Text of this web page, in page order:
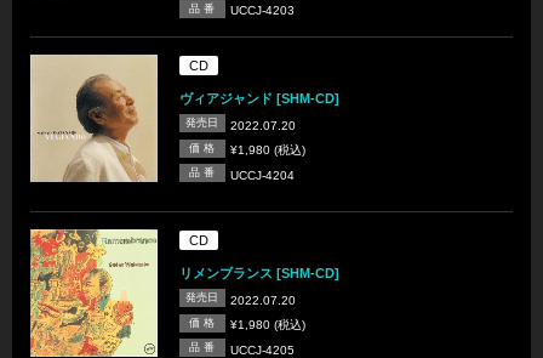
品 番 UCCJ-4203
CD
ヴィアジャンド [SHM-CD]
発売日 2022.07.20
価 格 ¥1,980 (税込)
品 番 UCCJ-4204
CD
リメンブランス [SHM-CD]
発売日 2022.07.20
価 格 ¥1,980 (税込)
品 番 UCCJ-4205